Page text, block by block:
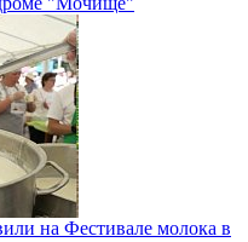
на Фестивале молока в